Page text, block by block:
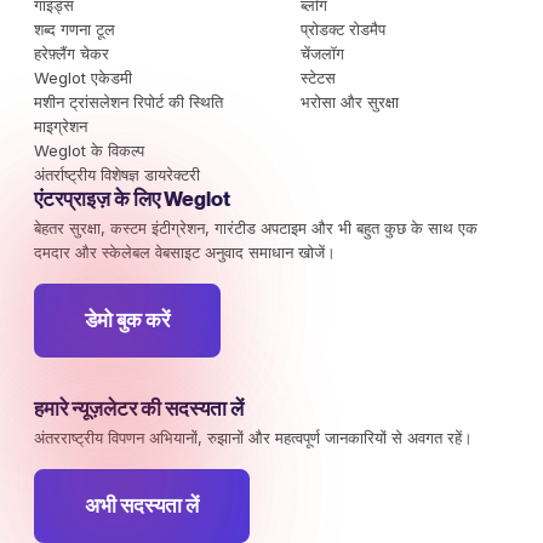
गाइड्स
शब्द गणना टूल
हरेफ़्लैंग चेकर
Weglot एकेडमी
मशीन ट्रांसलेशन रिपोर्ट की स्थिति
माइग्रेशन
Weglot के विकल्प
अंतर्राष्ट्रीय विशेषज्ञ डायरेक्टरी
ब्लॉग
प्रोडक्ट रोडमैप
चेंजलॉग
स्टेटस
भरोसा और सुरक्षा
एंटरप्राइज़ के लिए Weglot
बेहतर सुरक्षा, कस्टम इंटीग्रेशन, गारंटीड अपटाइम और भी बहुत कुछ के साथ एक
दमदार और स्केलेबल वेबसाइट अनुवाद समाधान खोजें।
डेमो बुक करें
हमारे न्यूज़लेटर की सदस्यता लें
अंतरराष्ट्रीय विपणन अभियानों, रुझानों और महत्वपूर्ण जानकारियों से अवगत रहें।
अभी सदस्यता लें